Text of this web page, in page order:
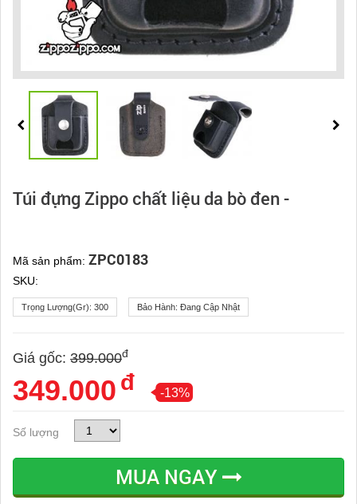
Túi đựng Zippo chất liệu da bò đen -
Mã sản phẩm: ZPC0183
SKU:
Trọng Lượng(gr): 300 Bảo Hành: Đang Cập Nhật
Giá gốc: 399.000đ
349.000 đ -13%
Số lượng
MUA NGAY